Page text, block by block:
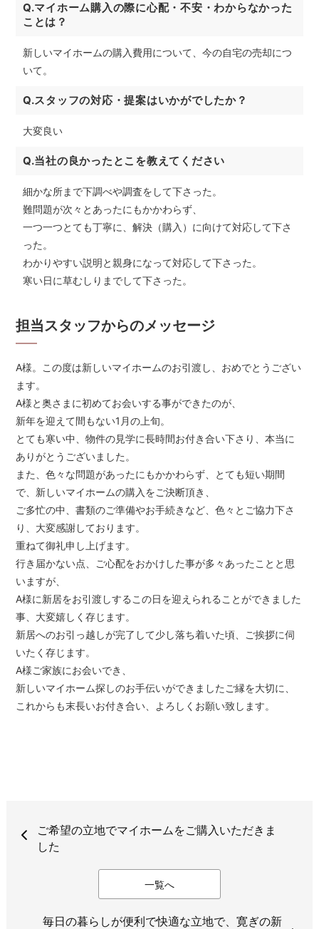
Q.マイホーム購入の際に心配・不安・わからなかった
ことは？
新しいマイホームの購入費用について、今の自宅の売却につ
いて。
Q.スタッフの対応・提案はいかがでしたか？
大変良い
Q.当社の良かったとこを教えてください
細かな所まで下調べや調査をして下さった。
難問題が次々とあったにもかかわらず、
一つ一つとても丁寧に、解決（購入）に向けて対応して下さ
った。
わかりやすい説明と親身になって対応して下さった。
寒い日に草むしりまでして下さった。
担当スタッフからのメッセージ
A様。この度は新しいマイホームのお引渡し、おめでとうござい
ます。
A様と奥さまに初めてお会いする事ができたのが、
新年を迎えて間もない1月の上旬。
とても寒い中、物件の見学に長時間お付き合い下さり、本当に
ありがとうございました。
また、色々な問題があったにもかかわらず、とても短い期間
で、新しいマイホームの購入をご決断頂き、
ご多忙の中、書類のご準備やお手続きなど、色々とご協力下さ
り、大変感謝しております。
重ねて御礼申し上げます。
行き届かない点、ご心配をおかけした事が多々あったことと思
いますが、
A様に新居をお引渡しするこの日を迎えられることができました
事、大変嬉しく存じます。
新居へのお引っ越しが完了して少し落ち着いた頃、ご挨拶に伺
いたく存じます。
A様ご家族にお会いでき、
新しいマイホーム探しのお手伝いができましたご縁を大切に、
これからも末長いお付き合い、よろしくお願い致します。
ご希望の立地でマイホームをご購入いただきま
した
一覧へ
毎日の暮らしが便利で快適な立地で、寛ぎの新